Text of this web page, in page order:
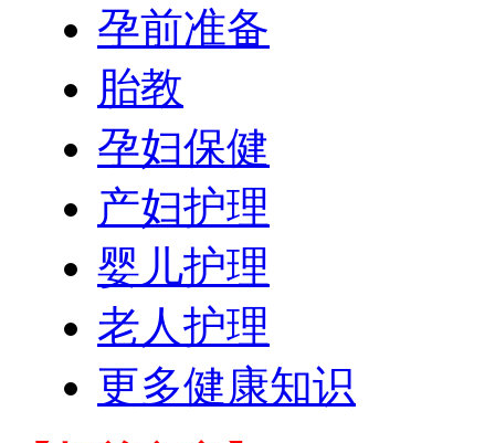
孕前准备
胎教
孕妇保健
产妇护理
婴儿护理
老人护理
更多健康知识